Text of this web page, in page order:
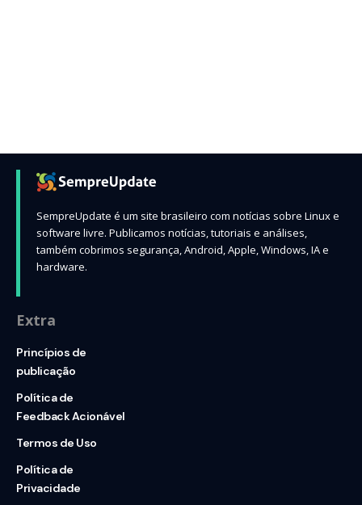
SempreUpdate é um site brasileiro com notícias sobre Linux e
software livre. Publicamos notícias, tutoriais e análises,
também cobrimos segurança, Android, Apple, Windows, IA e
hardware.
Extra
Princípios de
publicação
Política de
Feedback Acionável
Termos de Uso
Política de
Privacidade